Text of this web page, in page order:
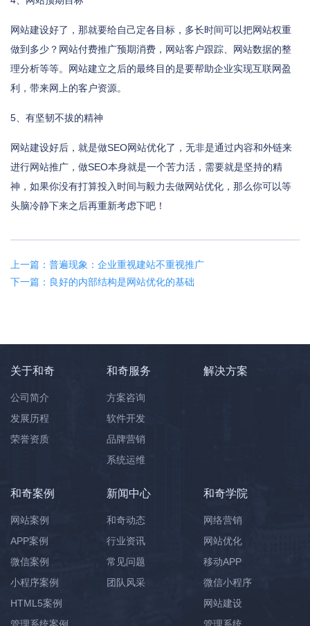
网站建设好了，那就要给自己定各目标，多长时间可以把网站权重
做到多少？网站付费推广预期消费，网站客户跟踪、网站数据的整
理分析等等。网站建立之后的最终目的是要帮助企业实现互联网盈
利，带来网上的客户资源。
5、有坚韧不拔的精神
网站建设好后，就是做SEO网站优化了，无非是通过内容和外链来
进行网站推广，做SEO本身就是一个苦力活，需要就是坚持的精
神，如果你没有打算投入时间与毅力去做网站优化，那么你可以等
头脑冷静下来之后再重新考虑下吧！
上一篇：普遍现象：企业重视建站不重视推广
下一篇：良好的内部结构是网站优化的基础
关于和奇
公司简介
发展历程
荣誉资质
和奇服务
方案咨询
软件开发
品牌营销
系统运维
解决方案
和奇案例
网站案例
APP案例
微信案例
小程序案例
HTML5案例
新闻中心
和奇动态
行业资讯
常见问题
团队风采
和奇学院
网络营销
网站优化
移动APP
微信小程序
网站建设